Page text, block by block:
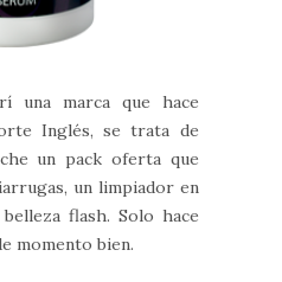
una marca que hace
Inglés, se trata de
un pack oferta que
un limpiador en
flash. Solo hace
momento bien.